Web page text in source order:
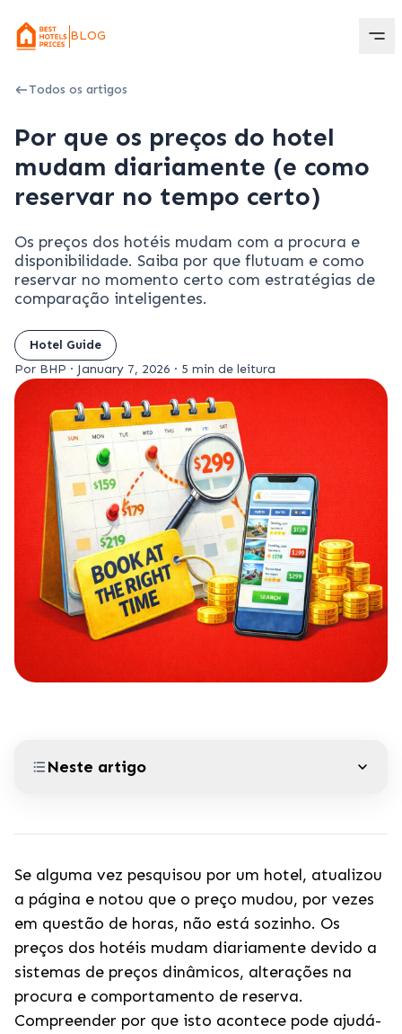
BLOG
Todos os artigos
Por que os preços do hotel
mudam diariamente (e como
reservar no tempo certo)
Os preços dos hotéis mudam com a procura e
disponibilidade. Saiba por que flutuam e como
reservar no momento certo com estratégias de
comparação inteligentes.
Hotel Guide
Por BHP · January 7, 2026 · 5 min de leitura
Neste artigo
Se alguma vez pesquisou por um hotel, atualizou
a página e notou que o preço mudou, por vezes
em questão de horas, não está sozinho. Os
preços dos hotéis mudam diariamente devido a
sistemas de preços dinâmicos, alterações na
procura e comportamento de reserva.
Compreender por que isto acontece pode ajudá-